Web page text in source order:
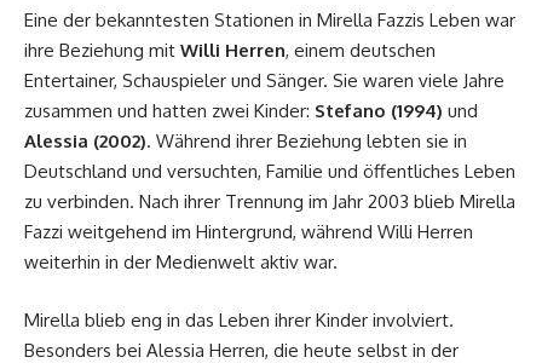
Eine der bekanntesten Stationen in Mirella Fazzis Leben war
ihre Beziehung mit Willi Herren, einem deutschen
Entertainer, Schauspieler und Sänger. Sie waren viele Jahre
zusammen und hatten zwei Kinder: Stefano (1994) und
Alessia (2002). Während ihrer Beziehung lebten sie in
Deutschland und versuchten, Familie und öffentliches Leben
zu verbinden. Nach ihrer Trennung im Jahr 2003 blieb Mirella
Fazzi weitgehend im Hintergrund, während Willi Herren
weiterhin in der Medienwelt aktiv war.
Mirella blieb eng in das Leben ihrer Kinder involviert.
Besonders bei Alessia Herren, die heute selbst in der